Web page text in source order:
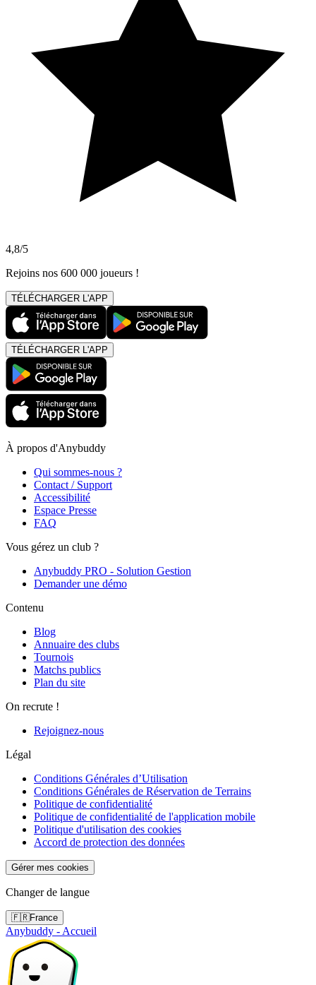
4,8/5
Rejoins nos 600 000 joueurs !
TÉLÉCHARGER L'APP
TÉLÉCHARGER L'APP
À propos d'Anybuddy
Qui sommes-nous ?
Contact / Support
Accessibilité
Espace Presse
FAQ
Vous gérez un club ?
Anybuddy PRO - Solution Gestion
Demander une démo
Contenu
Blog
Annuaire des clubs
Tournois
Matchs publics
Plan du site
On recrute !
Rejoignez-nous
Légal
Conditions Générales d’Utilisation
Conditions Générales de Réservation de Terrains
Politique de confidentialité
Politique de confidentialité de l'application mobile
Politique d'utilisation des cookies
Accord de protection des données
Gérer mes cookies
Changer de langue
🇫🇷France
Anybuddy - Accueil